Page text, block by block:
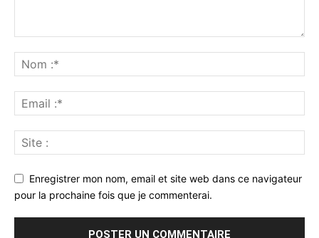
Enregistrer mon nom, email et site web dans ce navigateur
pour la prochaine fois que je commenterai.